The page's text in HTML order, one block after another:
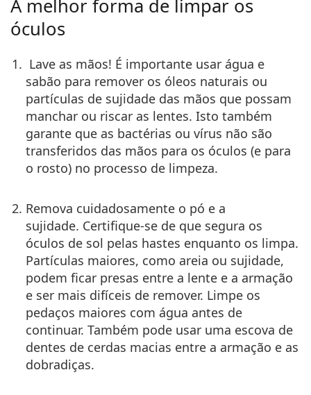
Persol
Prada
Todas as marcas
A melhor forma de limpar os
óculos
Lave as mãos! É importante usar água e
sabão para remover os óleos naturais ou
partículas de sujidade das mãos que possam
manchar ou riscar as lentes. Isto também
garante que as bactérias ou vírus não são
transferidos das mãos para os óculos (e para
o rosto) no processo de limpeza.
Remova cuidadosamente o pó e a
sujidade. Certifique-se de que segura os
óculos de sol pelas hastes enquanto os limpa.
Partículas maiores, como areia ou sujidade,
podem ficar presas entre a lente e a armação
e ser mais difíceis de remover. Limpe os
pedaços maiores com água antes de
continuar. Também pode usar uma escova de
dentes de cerdas macias entre a armação e as
dobradiças.